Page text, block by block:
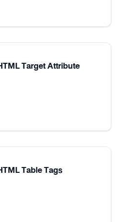
Target Attribute
Table Tags